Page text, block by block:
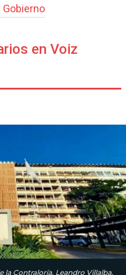
en Voiz
la Contraloría, Leandro Villalba,